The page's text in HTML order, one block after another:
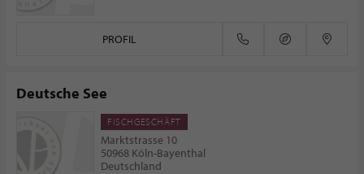
PROFIL
Deutsche See
FISCHGESCHÄFT
Marktstrasse 10
50968 Köln-Bayenthal
Deutschland